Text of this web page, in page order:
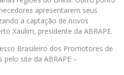
apresentarem seus
a captação de novos
Xaulim, presidente da ABRAPE.
Brasileiro dos Promotores de
pelo site da ABRAPE –